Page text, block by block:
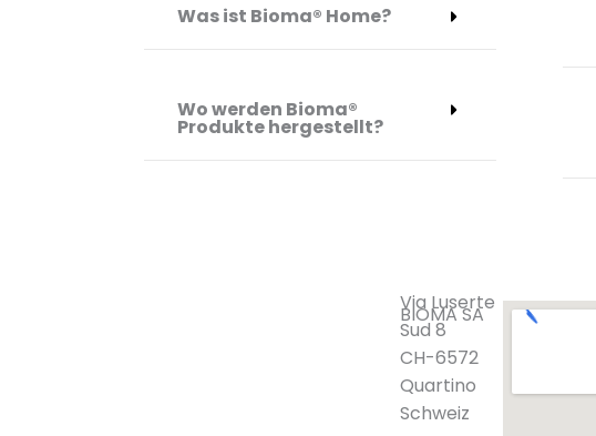
Was ist Bioma® Home?
Wo werden Bioma®
Produkte hergestellt?
BIOMA SA
Via Luserte
Sud 8
CH-6572
Quartino
Schweiz